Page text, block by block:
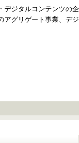
デジタルコンテンツの企
アグリゲート事業、デジ